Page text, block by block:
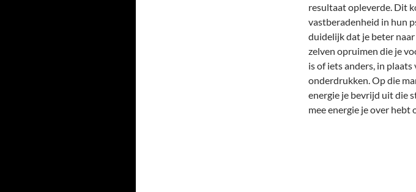
resultaat opleverde. Dit
vastberadenheid in hun
duidelijk dat je beter
zelven opruimen die je
is of iets anders, in
onderdrukken. Op die
energie je bevrijd uit die
mee energie je over hebt